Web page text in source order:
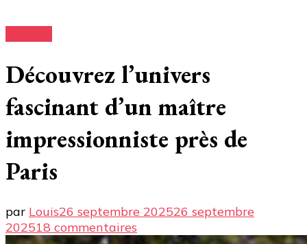
Découvrez l’univers
fascinant d’un maître
impressionniste près de
Paris
par Louis26 septembre 202526 septembre
202518 commentaires